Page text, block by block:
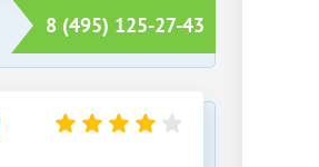
8 (495) 125-27-43